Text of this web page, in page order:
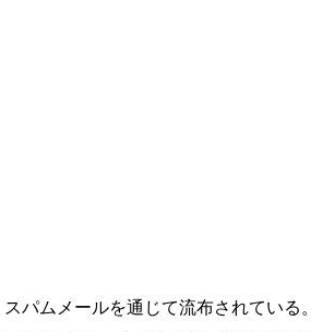
パムメールを通じて流布されている。